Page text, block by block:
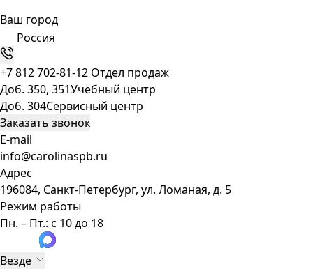
Ваш город
Россия
+7 812 702-81-12 Отдел продаж
Доб. 350, 351Учебный центр
Доб. 304Сервисный центр
Заказать звонок
E-mail
info@carolinaspb.ru
Адрес
196084, Санкт-Петербург, ул. Ломаная, д. 5
Режим работы
Пн. – Пт.: с 10 до 18
Везде